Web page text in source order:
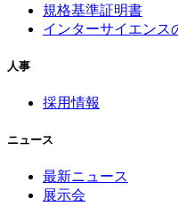
規格基準証明書
インターサイエンス
人事
採用情報
ニュース
最新ニュース
展示会